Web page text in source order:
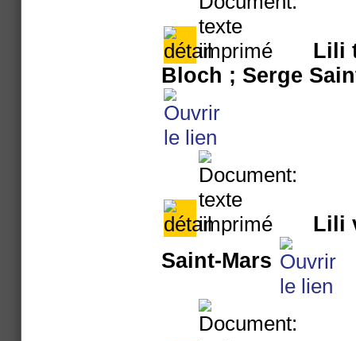
Lili
Bloch ; Serge
Lili
Saint-Mars